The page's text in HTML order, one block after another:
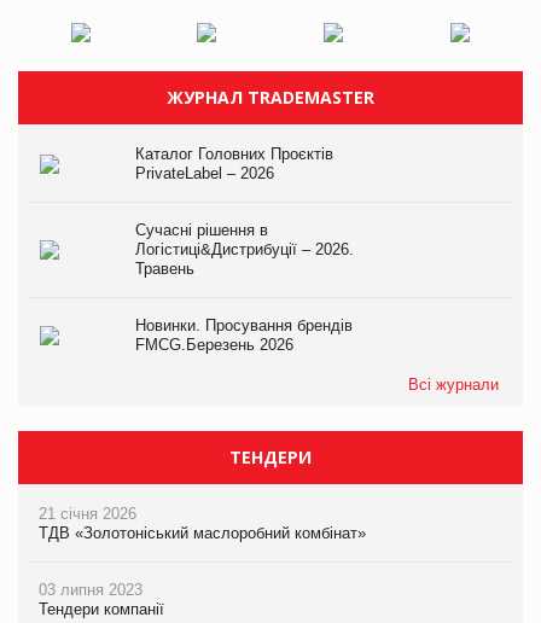
ЖУРНАЛ TRADEMASTER
Каталог Головних Проєктів
PrivateLabel – 2026
Сучасні рішення в
Логістиці&Дистрибуції – 2026.
Травень
Новинки. Просування брендів
FMCG.Березень 2026
Всі журнали
ТЕНДЕРИ
21 січня 2026
ТДВ «Золотоніський маслоробний комбінат»
03 липня 2023
Тендери компанії